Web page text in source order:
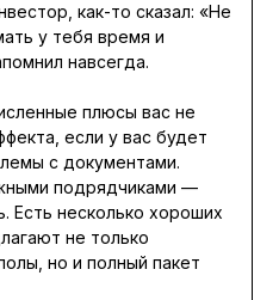
как-то сказал: «Не
у тебя время и
навсегда.
плюсы вас не
если у вас будет
с документами.
подрядчиками —
Есть несколько хороших
не только
но и полный пакет